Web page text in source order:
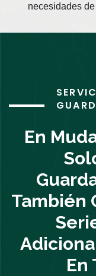
necesidades
En
También
En